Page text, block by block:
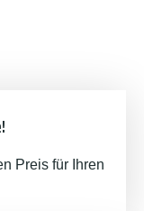
Preis für Ihren